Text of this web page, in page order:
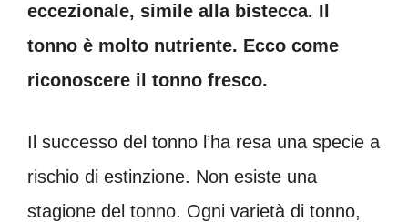
eccezionale, simile alla bistecca. Il
tonno è molto nutriente. Ecco come
riconoscere il tonno fresco.
Il successo del tonno l’ha resa una specie a
rischio di estinzione. Non esiste una
stagione del tonno. Ogni varietà di tonno,